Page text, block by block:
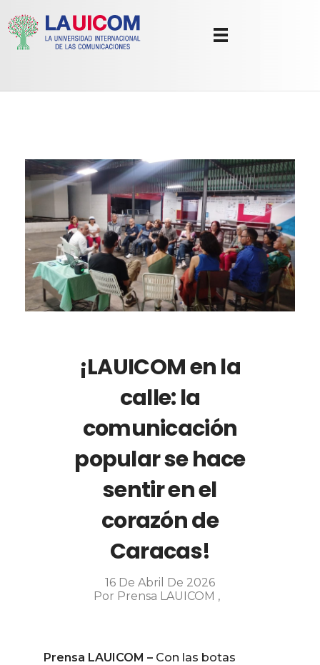
¡LAUICOM en la
calle: la
comunicación
popular se hace
sentir en el
corazón de
Caracas!
16 De Abril De 2026
Por Prensa LAUICOM
Prensa LAUICOM – Con las botas